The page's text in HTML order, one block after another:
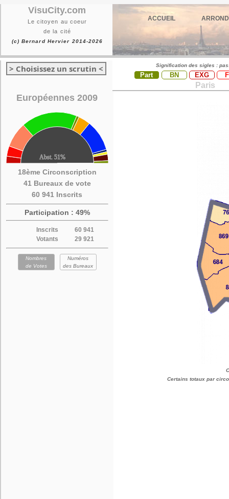
VisuCity.com
Le citoyen au coeur
de la cité
(c) Bernard Hervier 2014-2026
ACCUEIL
> Choisissez un scrutin <
Européennes 2009
18ème Circonscription
41 Bureaux de vote
60 941 Inscrits
Participation : 49%
Inscrits
60 941
Votants
29 921
Nombres
de Votes
Numéros
des Bureaux
Signification des sigles :
Part BN EXG
Paris
Certains totaux par